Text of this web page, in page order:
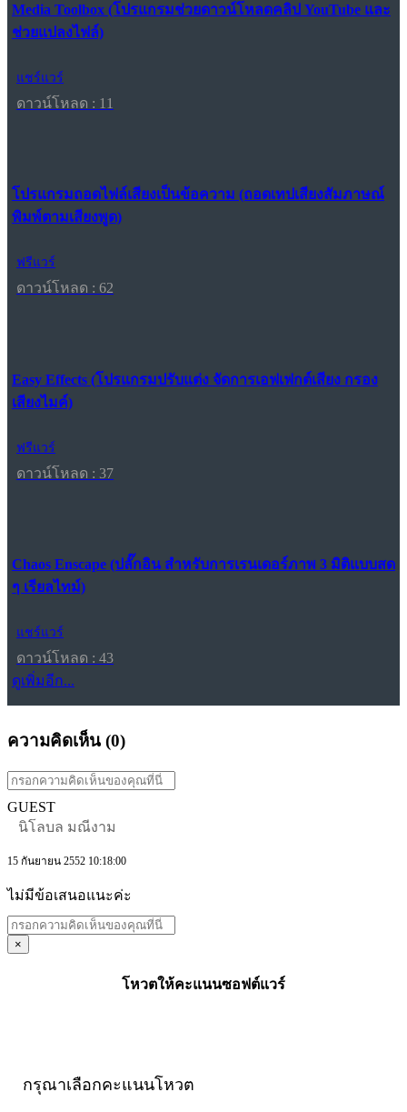
Media Toolbox (โปรแกรมช่วยดาวน์โหลดคลิป YouTube และ
ช่วยแปลงไฟล์)
แชร์แวร์
ดาวน์โหลด : 11
โปรแกรมถอดไฟล์เสียงเป็นข้อความ (ถอดเทปเสียงสัมภาษณ์
พิมพ์ตามเสียงพูด)
ฟรีแวร์
ดาวน์โหลด : 62
Easy Effects (โปรแกรมปรับแต่ง จัดการเอฟเฟกต์เสียง กรอง
เสียงไมค์)
ฟรีแวร์
ดาวน์โหลด : 37
Chaos Enscape (ปลั๊กอิน สำหรับการเรนเดอร์ภาพ 3 มิติแบบสด
ๆ เรียลไทม์)
แชร์แวร์
ดาวน์โหลด : 43
ดูเพิ่มอีก...
ความคิดเห็น (0)
GUEST
นิโลบล มณีงาม
15 กันยายน 2552 10:18:00
ไม่มีข้อเสนอแนะค่ะ
×
โหวตให้คะแนนซอฟต์แวร์
กรุณาเลือกคะแนนโหวต